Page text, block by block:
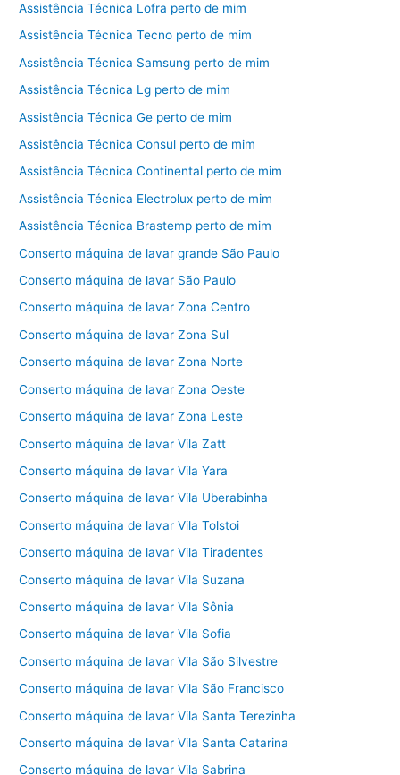
Assistência Técnica Lofra perto de mim
Assistência Técnica Tecno perto de mim
Assistência Técnica Samsung perto de mim
Assistência Técnica Lg perto de mim
Assistência Técnica Ge perto de mim
Assistência Técnica Consul perto de mim
Assistência Técnica Continental perto de mim
Assistência Técnica Electrolux perto de mim
Assistência Técnica Brastemp perto de mim
Conserto máquina de lavar grande São Paulo
Conserto máquina de lavar São Paulo
Conserto máquina de lavar Zona Centro
Conserto máquina de lavar Zona Sul
Conserto máquina de lavar Zona Norte
Conserto máquina de lavar Zona Oeste
Conserto máquina de lavar Zona Leste
Conserto máquina de lavar Vila Zatt
Conserto máquina de lavar Vila Yara
Conserto máquina de lavar Vila Uberabinha
Conserto máquina de lavar Vila Tolstoi
Conserto máquina de lavar Vila Tiradentes
Conserto máquina de lavar Vila Suzana
Conserto máquina de lavar Vila Sônia
Conserto máquina de lavar Vila Sofia
Conserto máquina de lavar Vila São Silvestre
Conserto máquina de lavar Vila São Francisco
Conserto máquina de lavar Vila Santa Terezinha
Conserto máquina de lavar Vila Santa Catarina
Conserto máquina de lavar Vila Sabrina